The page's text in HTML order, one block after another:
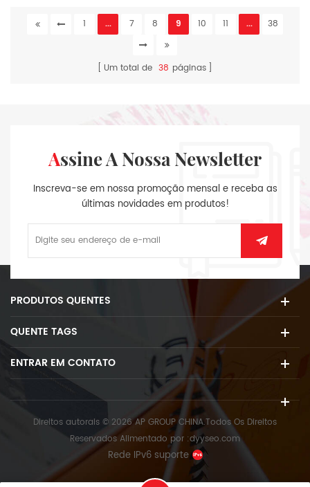
1 ... 7 8 9 10 11 ... 38
Um total de 38 páginas
Assine A Nossa Newsletter
Inscreva-se em nossa promoção mensal e receba as
últimas novidades em produtos!
PRODUTOS QUENTES
QUENTE TAGS
ENTRAR EM CONTATO
Direitos autorais © 2026 AP GROUP CHINA.Todos Os Direitos
Reservados Alimentado por :dyyseo.com
Rede IPv6 suporte